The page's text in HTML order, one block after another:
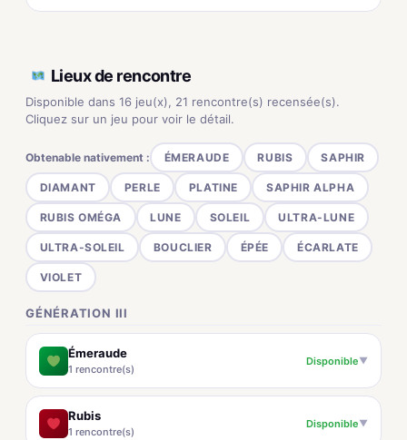
Lieux de rencontre
Disponible dans 16 jeu(x), 21 rencontre(s) recensée(s).
Cliquez sur un jeu pour voir le détail.
Obtenable nativement : ÉMERAUDE RUBIS SAPHIR
DIAMANT PERLE PLATINE SAPHIR ALPHA
RUBIS OMÉGA LUNE SOLEIL ULTRA-LUNE
ULTRA-SOLEIL BOUCLIER ÉPÉE ÉCARLATE
VIOLET
GÉNÉRATION III
Émeraude
1 rencontre(s)
Disponible▼
Rubis
1 rencontre(s)
Disponible▼